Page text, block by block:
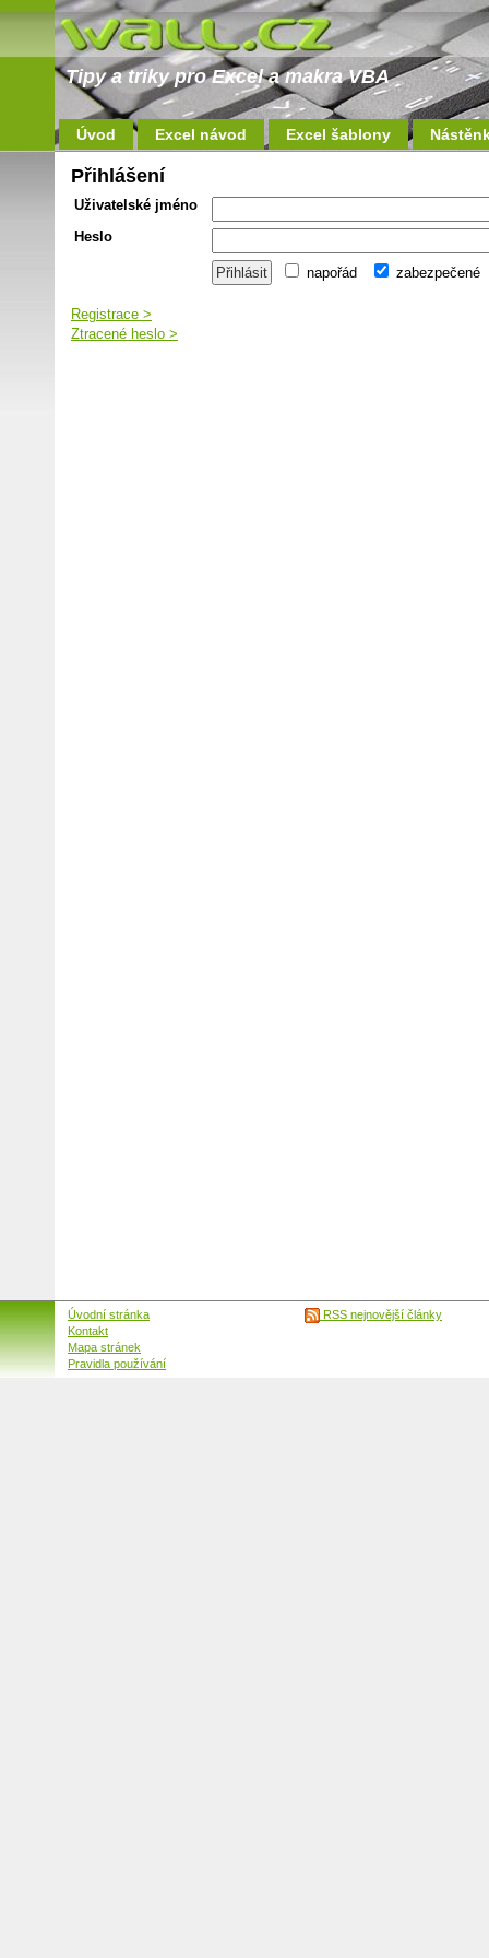
Tipy a triky pro Excel a makra VBA
Úvod Excel návod Excel šablony
Přihlášení
Uživatelské jméno
Heslo
napořád zabezpečené
Registrace >
Ztracené heslo >
Úvodní stránka
Kontakt
Mapa stránek
Pravidla používání
RSS nejnovější články